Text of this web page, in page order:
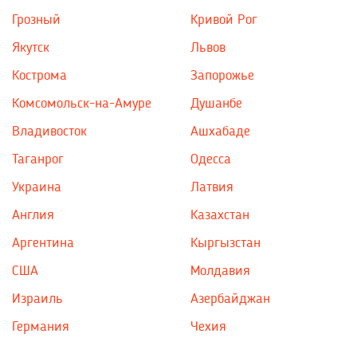
Грозный
Якутск
Кострома
Комсомольск-на-Амуре
Владивосток
Таганрог
Кривой Рог
Львов
Запорожье
Душанбе
Ашхабаде
Одесса
Украина
Англия
Аргентина
США
Израиль
Латвия
Казахстан
Кыргызстан
Молдавия
Азербайджан
Германия
Чехия